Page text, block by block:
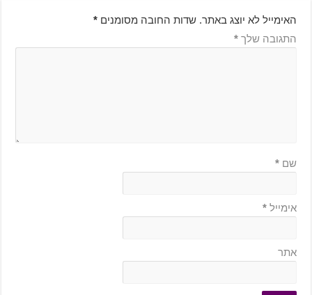
האימייל לא יוצג באתר. שדות החובה מסומנים *
התגובה שלך *
שם *
אימייל *
אתר